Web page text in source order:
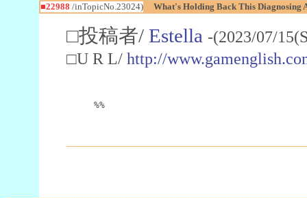
■22988 /inTopicNo.23024) What's Holding Back This Diagnosing
□投稿者/ Estella -(2023/07/
□U R L/ http://
%%